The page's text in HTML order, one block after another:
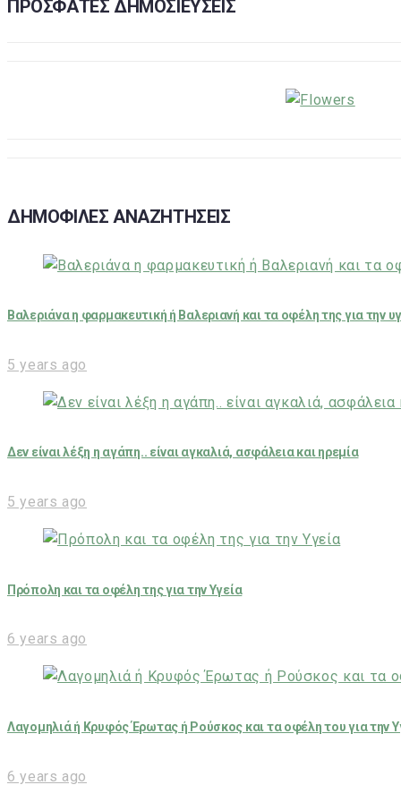
ΠΡΟΣΦΑΤΕΣ ΔΗΜΟΣΙΕΥΣΕΙΣ
ΔΗΜΟΦΙΛΕΣ ΑΝΑΖΗΤΗΣΕΙΣ
Βαλεριάνα η φαρμακευτική ή Βαλεριανή και τα οφέλη της για την
5 years ago
Δεν είναι λέξη η αγάπη.. είναι αγκαλιά, ασφάλεια και ηρεμία
5 years ago
Πρόπολη και τα οφέλη της για την Υγεία
6 years ago
Λαγομηλιά ή Κρυφός Έρωτας ή Ρούσκος και τα οφέλη του για την
6 years ago